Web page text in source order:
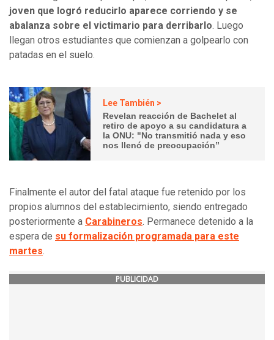
joven que logró reducirlo aparece corriendo y se
abalanza sobre el victimario para derribarlo. Luego
llegan otros estudiantes que comienzan a golpearlo con
patadas en el suelo.
Lee También >
Revelan reacción de Bachelet al
retiro de apoyo a su candidatura a
la ONU: "No transmitió nada y eso
nos llenó de preocupación”
Finalmente el autor del fatal ataque fue retenido por los
propios alumnos del establecimiento, siendo entregado
posteriormente a Carabineros. Permanece detenido a la
espera de su formalización programada para este
martes.
PUBLICIDAD